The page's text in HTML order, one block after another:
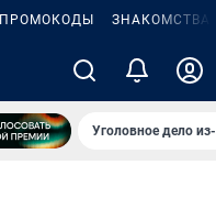
ПРОМОКОДЫ ЗНАКОМСТВА
Уголовное дело